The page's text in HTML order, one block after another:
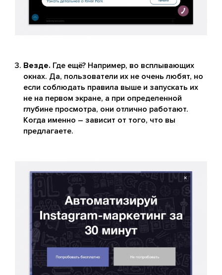
Везде. Где ещё? Например, во всплывающих
окнах. Да, пользователи их не очень любят, но
если соблюдать правила выше и запускать их
не на первом экране, а при определенной
глубине просмотра, они отлично работают.
Когда именно – зависит от того, что вы
предлагаете.